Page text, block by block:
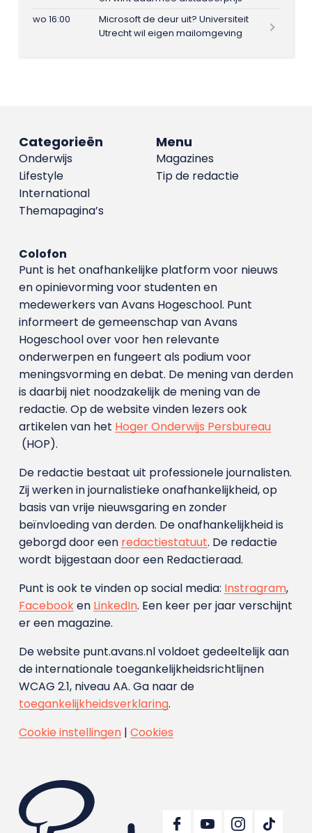
wo 16:00
Microsoft de deur uit? Universiteit
Utrecht wil eigen mailomgeving
Menu
Magazines
Tip de redactie
Categorieën
Onderwijs
Lifestyle
International
Themapagina’s
Colofon
Punt is het onafhankelijke platform voor nieuws
en opinievorming voor studenten en
medewerkers van Avans Hoge­school. Punt
informeert de gemeenschap van Avans
Hogeschool over voor hen relevante
onderwerpen en fungeert als podium voor
meningsvorming en debat. De mening van derden
is daarbij niet noodzakelijk de mening van de
redactie. Op de website vinden lezers ook
artikelen van het Hoger Onderwijs Persbureau
(HOP).
De redactie bestaat uit professionele journalisten.
Zij werken in journalistieke onafhankelijkheid, op
basis van vrije nieuwsgaring en zonder
beïnvloeding van derden. De onafhankelijkheid is
geborgd door een redactiestatuut. De redactie
wordt bijgestaan door een Redactieraad.
Punt is ook te vinden op social media: Instragram,
Facebooken LinkedIn. Een keer per jaar verschijnt
er een magazine.
De website punt.avans.nl voldoet gedeeltelijk aan
de internationale toegankelijkheidsrichtlijnen
WCAG 2.1, niveau AA. Ga naar de
toegankelijkheidsverklaring.
Cookie instellingen| Cookies